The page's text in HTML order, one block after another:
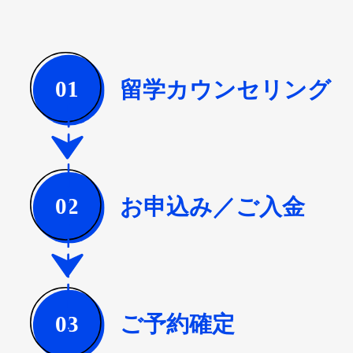
01 留学カウンセリング
02 お申込み／ご入金
03 ご予約確定